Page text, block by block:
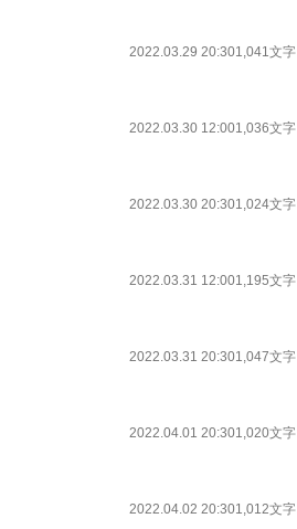
2022.03.29 20:301,041文字
2022.03.30 12:001,036文字
2022.03.30 20:301,024文字
2022.03.31 12:001,195文字
2022.03.31 20:301,047文字
2022.04.01 20:301,020文字
2022.04.02 20:301,012文字